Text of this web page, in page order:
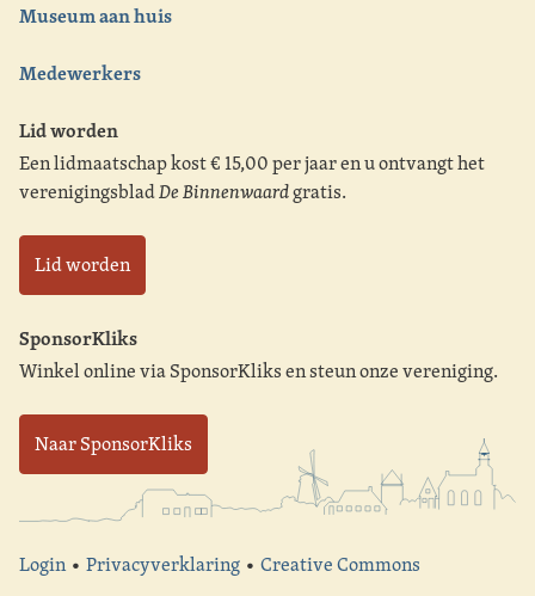
Museum aan huis
Medewerkers
Lid worden
Een lidmaatschap kost € 15,00 per jaar en u ontvangt het
verenigingsbladDe Binnenwaardgratis.
Lid worden
SponsorKliks
Winkel online via SponsorKliks en steun onze vereniging.
Naar SponsorKliks
Login• Privacyverklaring • Creative Commons